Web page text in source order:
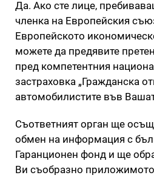
Да. Ако сте лице,
членка на Европейския
Европейското
можете да предявите
пред компетентния
застраховка „Гражданска
автомобилистите във
Съответният орган ще
обмен на информация с
Гаранционен фонд и ще
Ви съобразно